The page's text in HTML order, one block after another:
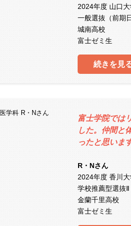
2024年度 山口
一般選抜（前期
城南高校
富士ゼミ生
続きを見
富士学院では
した。仲間と
ったと思いま
R・Nさん
2024年度 香川
学校推薦型選抜Ⅱ
金蘭千里高校
富士ゼミ生